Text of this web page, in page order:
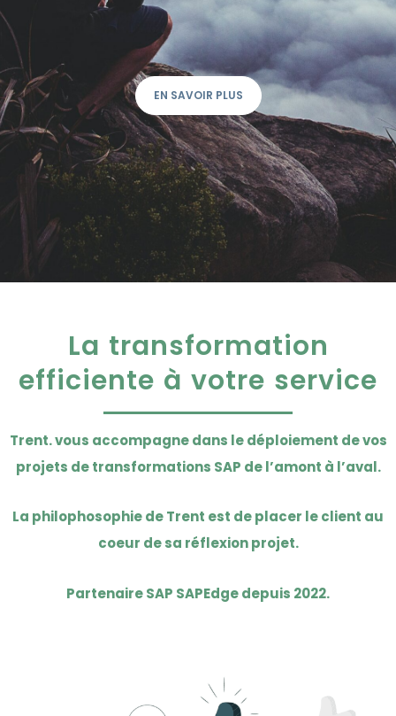
EN SAVOIR PLUS
La transformation
efficiente à votre service
Trent. vous accompagne dans le déploiement de vos
projets de transformations SAP de l’amont à l’aval.
La philophosophie de Trent est de placer le client au
coeur de sa réflexion projet.
Partenaire SAP SAPEdge depuis 2022.